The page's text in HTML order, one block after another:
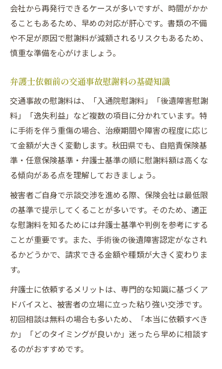
交通事故手術にかかる費用内訳と請求方法
交通事故被害者が知るべき手術痕慰謝料の実情
交通事故手術痕の慰謝料算出方法と注意点
交通事故で消えない手術痕への補償の考え
方
例
交通事故による手術痕と精神的苦痛の評価
方法
交通事故被害者が残る傷跡への慰謝料主張
法
会社から再発行できるケースが多いですが、時間がかか
ることもあるため、早めの対応が肝心です。書類の不備
や不足が原因で慰謝料が減額されるリスクもあるため、
慎重な準備を心がけましょう。
弁護士依頼前の交通事故慰謝料の基礎知識
交通事故の慰謝料は、「入通院慰謝料」「後遺障害慰謝
料」「逸失利益」など複数の項目に分かれています。特
に手術を伴う重傷の場合、治療期間や障害の程度に応じ
て金額が大きく変動します。秋田県でも、自賠責保険基
準・任意保険基準・弁護士基準の順に慰謝料額は高くな
る傾向がある点を理解しておきましょう。
被害者ご自身で示談交渉を進める際、保険会社は最低限
の基準で提示してくることが多いです。そのため、適正
な慰謝料を知るためには弁護士基準や判例を参考にする
ことが重要です。また、手術後の後遺障害認定がなされ
るかどうかで、請求できる金額や種類が大きく変わりま
す。
弁護士に依頼するメリットは、専門的な知識に基づくア
ドバイスと、被害者の立場に立った粘り強い交渉です。
初回相談は無料の場合も多いため、「本当に依頼すべき
か」「どのタイミングが良いか」迷ったら早めに相談す
るのがおすすめです。